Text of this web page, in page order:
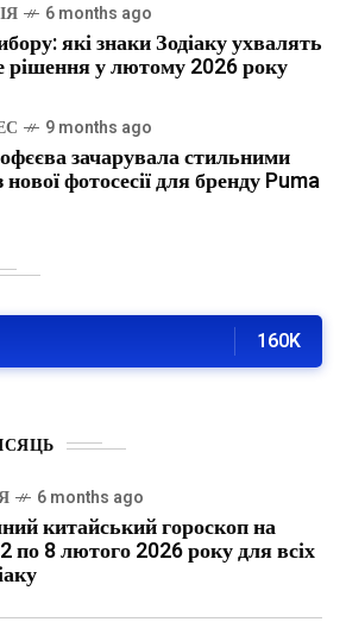
6 months ago
які знаки Зодіаку ухвалять
рішення у лютому 2026 року
9 months ago
зачарувала стильними
фотосесії для бренду Puma
160K
6 months ago
китайський гороскоп на
по 8 лютого 2026 року для всіх